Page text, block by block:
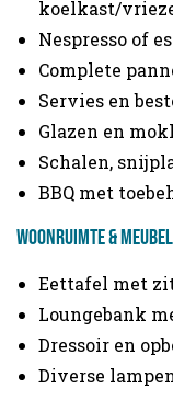
koelkast/
Nespresso of
Complete
Servies en
Glazen en
Schalen,
BBQ met
Woonruimte &
Eettafel met
Loungebank
Dressoir en
Diverse